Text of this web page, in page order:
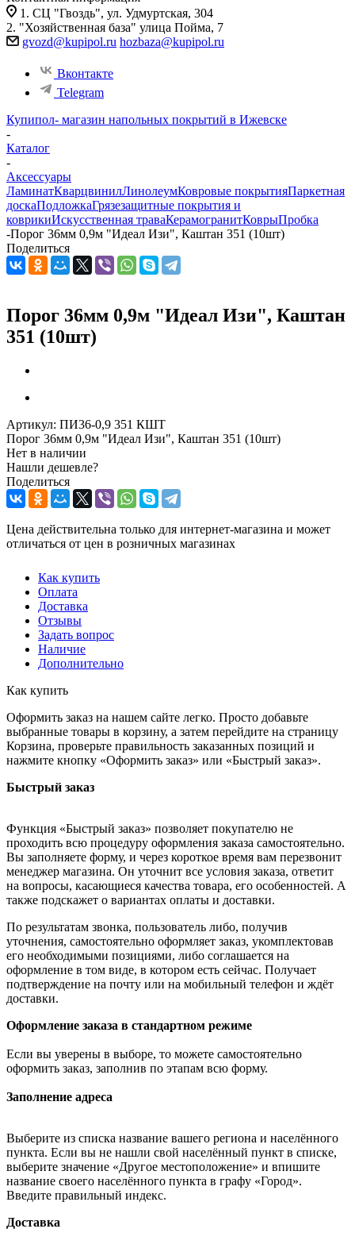
1. СЦ "Гвоздь", ул. Удмуртская, 304
2. "Хозяйственная база" улица Пойма, 7
gvozd@kupipol.ru hozbaza@kupipol.ru
Вконтакте
Telegram
Купипол- магазин напольных покрытий в Ижевске
-
Каталог
-
Аксессуары
ЛаминатКварцвинилЛинолеумКовровые покрытияПаркетная
доскаПодложкаГрязезащитные покрытия и
коврикиИскусственная траваКерамогранитКоврыПробка
-Порог 36мм 0,9м "Идеал Изи", Каштан 351 (10шт)
Поделиться
Порог 36мм 0,9м "Идеал Изи", Каштан
351 (10шт)
Артикул: ПИ36-0,9 351 КШТ
Порог 36мм 0,9м "Идеал Изи", Каштан 351 (10шт)
Нет в наличии
Нашли дешевле?
Поделиться
Цена действительна только для интернет-магазина и может
отличаться от цен в розничных магазинах
Как купить
Оплата
Доставка
Отзывы
Задать вопрос
Наличие
Дополнительно
Как купить
Оформить заказ на нашем сайте легко. Просто добавьте
выбранные товары в корзину, а затем перейдите на страницу
Корзина, проверьте правильность заказанных позиций и
нажмите кнопку «Оформить заказ» или «Быстрый заказ».
Быстрый заказ
Функция «Быстрый заказ» позволяет покупателю не
проходить всю процедуру оформления заказа самостоятельно.
Вы заполняете форму, и через короткое время вам перезвонит
менеджер магазина. Он уточнит все условия заказа, ответит
на вопросы, касающиеся качества товара, его особенностей. А
также подскажет о вариантах оплаты и доставки.
По результатам звонка, пользователь либо, получив
уточнения, самостоятельно оформляет заказ, укомплектовав
его необходимыми позициями, либо соглашается на
оформление в том виде, в котором есть сейчас. Получает
подтверждение на почту или на мобильный телефон и ждёт
доставки.
Оформление заказа в стандартном режиме
Если вы уверены в выборе, то можете самостоятельно
оформить заказ, заполнив по этапам всю форму.
Заполнение адреса
Выберите из списка название вашего региона и населённого
пункта. Если вы не нашли свой населённый пункт в списке,
выберите значение «Другое местоположение» и впишите
название своего населённого пункта в графу «Город».
Введите правильный индекс.
Доставка